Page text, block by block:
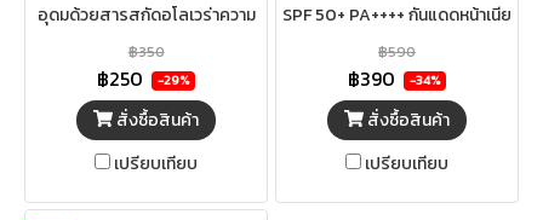
อุดมด้วยสารสกัดอโลเวร่าความ
เข้มข้น 200x มากกว่าสูตรเดิม 10
เท่าผสานน้ำแร่จากธรรมชาติ ช่วย
มอบความชุ่มชื้น ปลอบประโลมผิว
ให้ผิวสดชื่น ปกป้องผิวที่ถูกทา
ร้ายจากแสงแดด ลดการระคาย
เคืองผิวอย่างอ่อนโยน ลดการ
฿350
฿250 -29%
สั่งซื้อสินค้า
เปรียบเทียบ
SPF 50+ PA++++ กันแดดหน้าเนีย
นอีฟส์ ไม่เหนียว ไม่มัน ไม่เยิ้ม
฿590
฿390 -34%
สั่งซื้อสินค้า
เปรียบเทียบ